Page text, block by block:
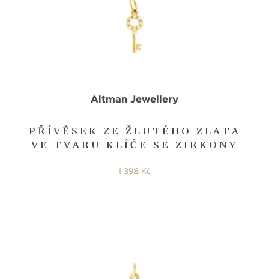
PŘÍVĚSEK ZE ŽLUTÉHO ZLATA
VE TVARU KLÍČE SE ZIRKONY
Altman Jewellery
1 398 Kč